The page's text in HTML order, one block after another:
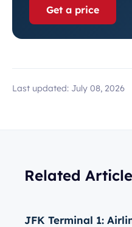
Get a price
Last updated: July 08, 2026
Related
JFK Terminal 1: